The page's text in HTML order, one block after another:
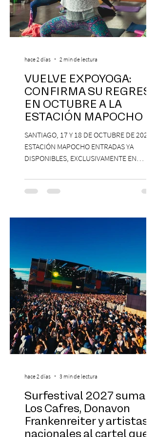
VUELVE EXPOYOGA:
CONFIRMA SU REGRESO
EN OCTUBRE A LA
ESTACIÓN MAPOCHO
SANTIAGO, 17 Y 18 DE OCTUBRE DE 2026,
ESTACIÓN MAPOCHO ENTRADAS YA
DISPONIBLES, EXCLUSIVAMENTE EN
con una edición renovada que reunirá
yoga, bienestar y vida consciente, con la
Antonella Orsini, Yoga Woman y más
Centro Cultural Estación Mapocho, espacio
que albergará durante dos jornadas una
pro
hace 2 días 2 min de lectura
Surfestival 2027 suma a
Los Cafres, Donavon
Frankenreiter y artistas
nacionales al cartel que
hace 2 días 3 min de lectura